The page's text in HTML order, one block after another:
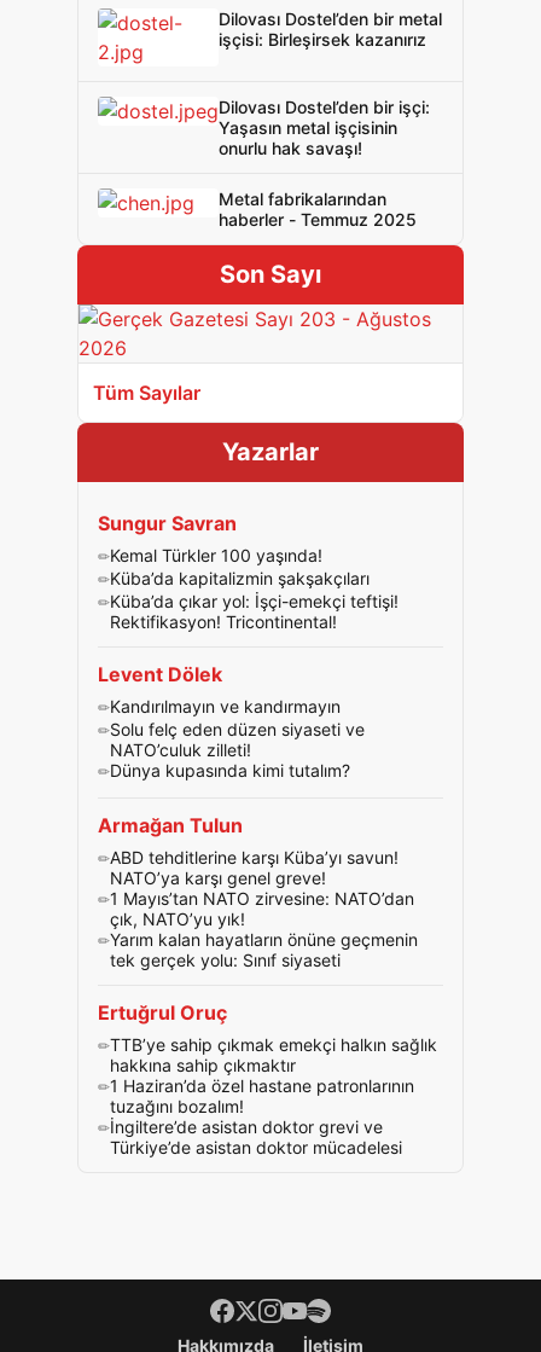
Dilovası Dostel’den bir metal
işçisi: Birleşirsek kazanırız
Dilovası Dostel’den bir işçi:
Yaşasın metal işçisinin
onurlu hak savaşı!
Metal fabrikalarından
haberler - Temmuz 2025
Son Sayı
Tüm Sayılar
Yazarlar
Sungur Savran
Kemal Türkler 100 yaşında!
Küba’da kapitalizmin şakşakçıları
Küba’da çıkar yol: İşçi-emekçi teftişi!
Rektifikasyon! Tricontinental!
Levent Dölek
Kandırılmayın ve kandırmayın
Solu felç eden düzen siyaseti ve
NATO’culuk zilleti!
Dünya kupasında kimi tutalım?
Armağan Tulun
ABD tehditlerine karşı Küba’yı savun!
NATO’ya karşı genel greve!
1 Mayıs’tan NATO zirvesine: NATO’dan
çık, NATO’yu yık!
Yarım kalan hayatların önüne geçmenin
tek gerçek yolu: Sınıf siyaseti
Ertuğrul Oruç
TTB’ye sahip çıkmak emekçi halkın sağlık
hakkına sahip çıkmaktır
1 Haziran’da özel hastane patronlarının
tuzağını bozalım!
İngiltere’de asistan doktor grevi ve
Türkiye’de asistan doktor mücadelesi
Footer menüHakkımızda İletişim